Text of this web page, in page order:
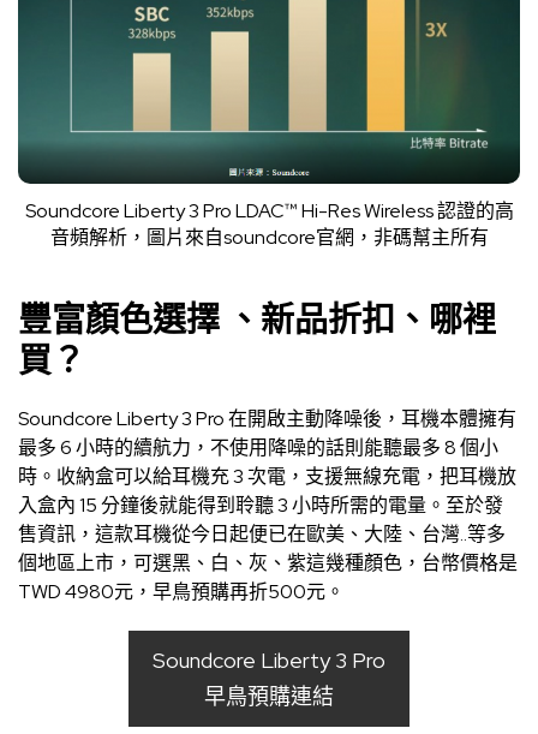
Soundcore Liberty 3 Pro LDAC™ Hi-Res Wireless 認證的高
音頻解析，圖片來自soundcore官網 ，非碼幫主所有
豐富顏色選擇 、新品折扣、哪裡
買？
Soundcore Liberty 3 Pro 在開啟主動降噪後，耳機本體擁有
最多 6 小時的續航力，不使用降噪的話則能聽最多 8 個小
時。收納盒可以給耳機充 3 次電，支援無線充電，把耳機放
入盒內 15 分鐘後就能得到聆聽 3 小時所需的電量。至於發
售資訊，這款耳機從今日起便已在歐美、大陸、台灣..等多
個地區上市，可選黑、白、灰、紫這幾種顏色，台幣價格是
TWD 4980元，早鳥預購再折500元。
Soundcore Liberty 3 Pro
早鳥預購連結